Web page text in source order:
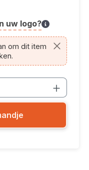
uw logo?
om dit item
de